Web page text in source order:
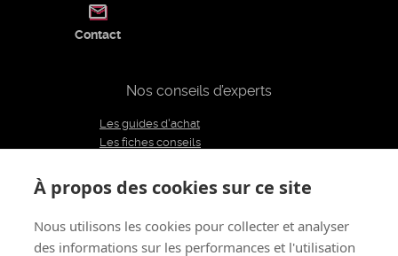
Contact
Nos conseils d’experts
Les guides d'achat
Les fiches conseils
Le blog
À propos des cookies sur ce site
Nous utilisons les cookies pour collecter et analyser
des informations sur les performances et l'utilisation